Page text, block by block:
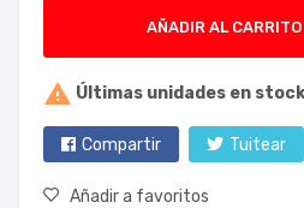
AÑADIR AL CARRITO
 Últimas unidades en stock
Compartir Tuitear
Añadir a favoritos